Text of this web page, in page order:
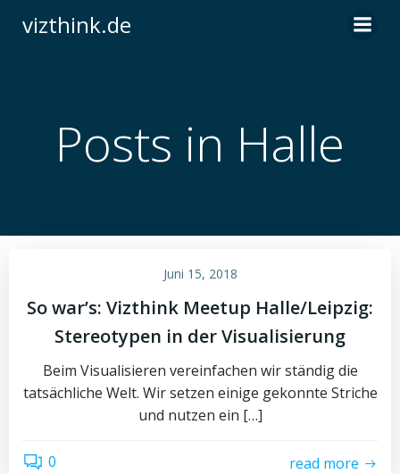
vizthink.de
Posts in Halle
Juni 15, 2018
So war’s: Vizthink Meetup Halle/Leipzig:
Stereotypen in der Visualisierung
Beim Visualisieren vereinfachen wir ständig die
tatsächliche Welt. Wir setzen einige gekonnte Striche
und nutzen ein […]
0 read more